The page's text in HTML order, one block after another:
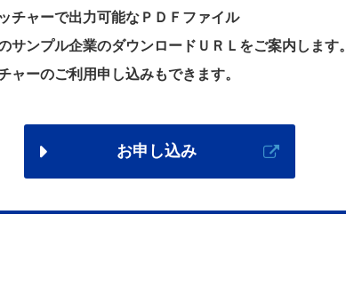
チャーで出力可能なＰＤＦファイル
サンプル企業のダウンロードＵＲＬをご案内します。
ャーのご利用申し込みもできます。
お申し込み